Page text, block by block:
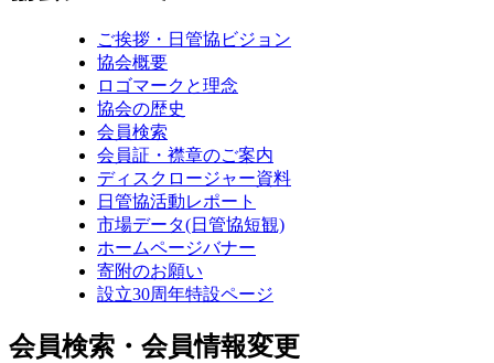
ご挨拶・日管協ビジョン
協会概要
ロゴマークと理念
協会の歴史
会員検索
会員証・襟章のご案内
ディスクロージャー資料
日管協活動レポート
市場データ(日管協短観)
ホームページバナー
寄附のお願い
設立30周年特設ページ
会員検索・会員情報変更